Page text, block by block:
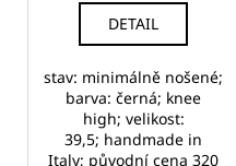
DETAIL
stav: minimálně nošené;
barva: černá; knee
high; velikost:
39,5; handmade in
Italy; původní cena 320